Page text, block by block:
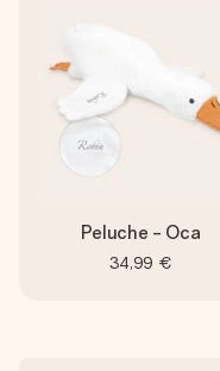
Peluche - Oca
34,99 €